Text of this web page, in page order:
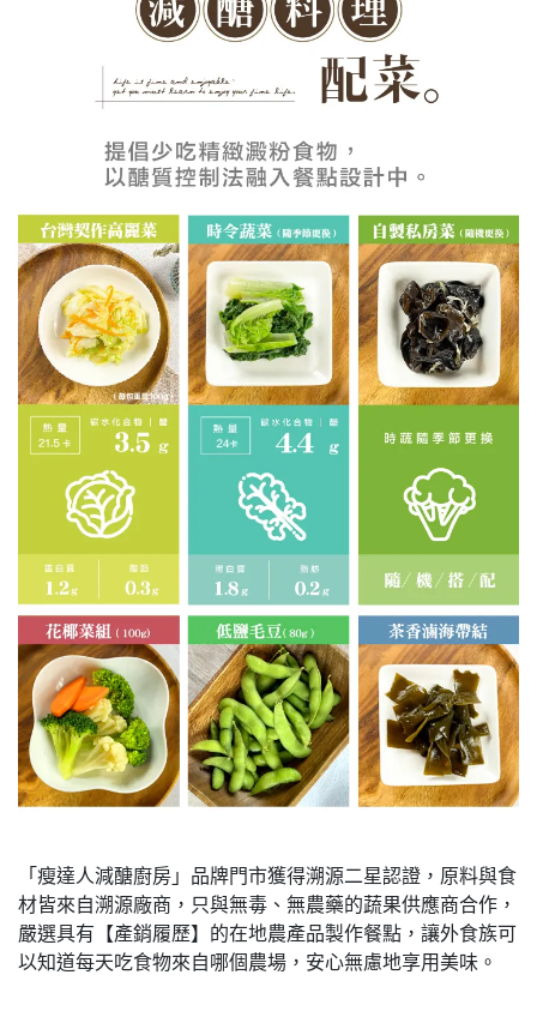
「瘦達人減醣廚房」品牌門市獲得溯源二星認證，原料與食
材皆來自溯源廠商，只與無毒、無農藥的蔬果供應商合作，
嚴選具有【產銷履歷】的在地農產品製作餐點，讓外食族可
以知道每天吃食物來自哪個農場，安心無慮地享用美味。